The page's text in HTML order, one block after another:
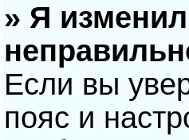
» Я
Если вы
пояс и